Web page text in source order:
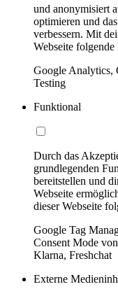
und anonymisiert
optimieren und
verbessern. Mit
Webseite
Google Analytics,
Testing
Funktional
Durch das
grundlegenden
bereitstellen und
Webseite
dieser Webseite
Google Tag
Consent Mode
Klarna, Freshchat
Externe